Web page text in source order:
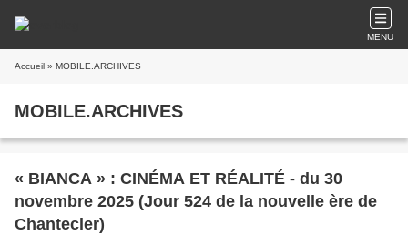
MENU
Accueil » MOBILE.ARCHIVES
MOBILE.ARCHIVES
« BIANCA » : CINÉMA ET RÉALITÉ - du 30
novembre 2025 (Jour 524 de la nouvelle ère de
Chantecler)